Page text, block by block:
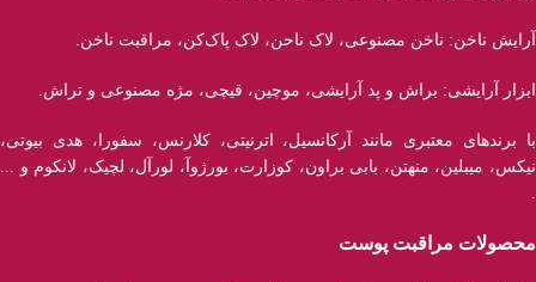
آرایش ناخن: ناخن مصنوعی، لاک ناحن، لاک پاک‌کن، مراقبت ناخن.
ابزار آرایشی: براش و پد آرایشی، موچین، قیچی، مژه مصنوعی و تراش.
با برند‌های معتبری مانند آرکانسیل، اترنیتی، کلارنس، سفورا، هدی بیوتی،
نیکس، میبلین، منهتن، بابی براون، کوزارت، بورژوآ، لورآل، لچیک، لانکوم و ...
محصولات مراقبت پوست